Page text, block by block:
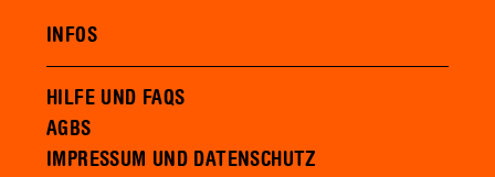
INFOS
HILFE UND FAQS
AGBS
IMPRESSUM UND DATENSCHUTZ